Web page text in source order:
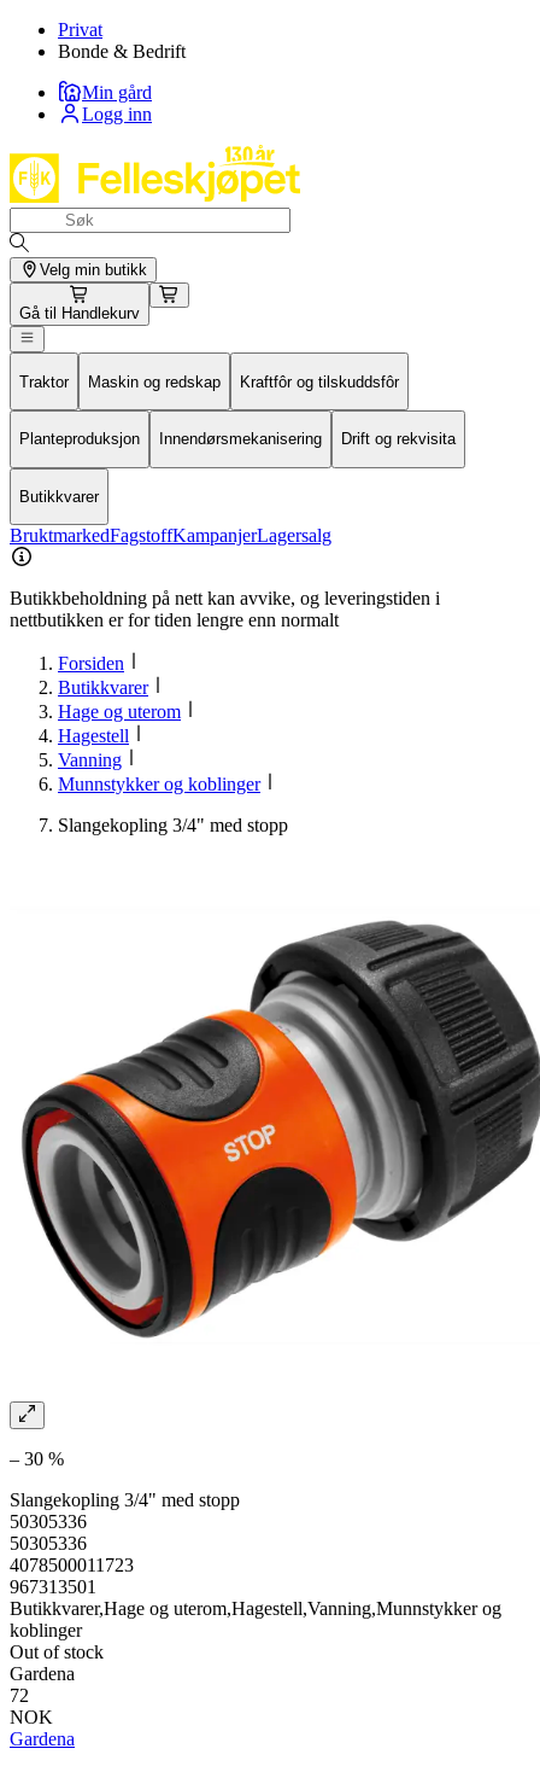
Privat
Bonde & Bedrift
Min gård
Logg inn
Velg min butikk
Gå til Handlekurv
Traktor Maskin og redskap Kraftfôr og tilskuddsfôr
Planteproduksjon Innendørsmekanisering Drift og rekvisita
Butikkvarer
BruktmarkedFagstoffKampanjerLagersalg
Butikkbeholdning på nett kan avvike, og leveringstiden i
nettbutikken er for tiden lengre enn normalt
Forsiden
Butikkvarer
Hage og uterom
Hagestell
Vanning
Munnstykker og koblinger
Slangekopling 3/4" med stopp
– 30 %
Slangekopling 3/4" med stopp
50305336
50305336
4078500011723
967313501
Butikkvarer,Hage og uterom,Hagestell,Vanning,Munnstykker og
koblinger
Out of stock
Gardena
72
NOK
Gardena